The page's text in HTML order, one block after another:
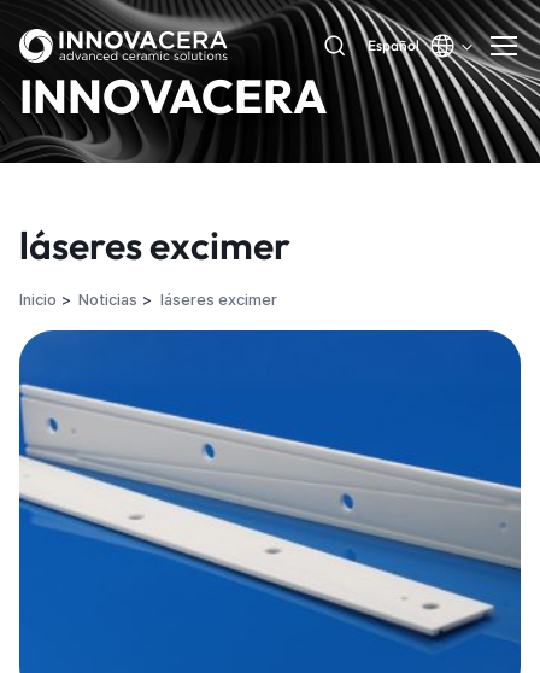
Español
INNOVACERA
láseres excimer
Inicio Noticias láseres excimer